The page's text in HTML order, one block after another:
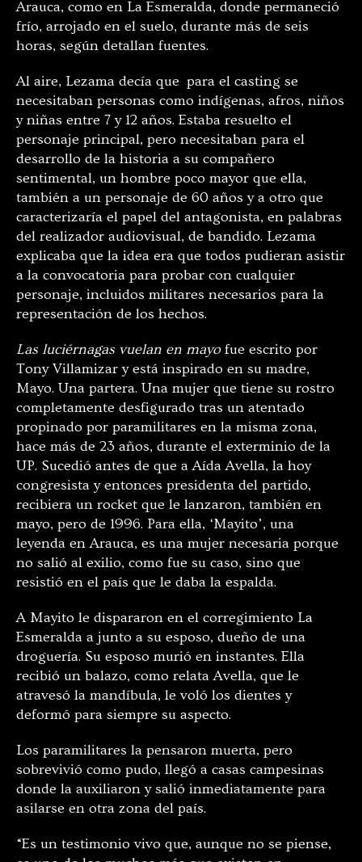
Arauca, como en La Esmeralda, donde permaneció
frío, arrojado en el suelo, durante más de seis
horas, según detallan fuentes.
Al aire, Lezama decía que para el casting se
necesitaban personas como indígenas, afros, niños
y niñas entre 7 y 12 años. Estaba resuelto el
personaje principal, pero necesitaban para el
desarrollo de la historia a su compañero
sentimental, un hombre poco mayor que ella,
también a un personaje de 60 años y a otro que
caracterizaría el papel del antagonista, en palabras
del realizador audiovisual, de bandido. Lezama
explicaba que la idea era que todos pudieran asistir
a la convocatoria para probar con cualquier
personaje, incluidos militares necesarios para la
representación de los hechos.
Las luciérnagas vuelan en mayofue escrito por
Tony Villamizar y está inspirado en su madre,
Mayo. Una partera. Una mujer que tiene su rostro
completamente desfigurado tras un atentado
propinado por paramilitares en la misma zona,
hace más de 23 años, durante el exterminio de la
UP. Sucedió antes de que a Aída Avella, la hoy
congresista y entonces presidenta del partido,
recibiera un rocket que le lanzaron, también en
mayo, pero de 1996. Para ella, ‘Mayito’, una
leyenda en Arauca, es una mujer necesaria porque
no salió al exilio, como fue su caso, sino que
resistió en el país que le daba la espalda.
A Mayito le dispararon en el corregimiento La
Esmeralda a junto a su esposo, dueño de una
droguería. Su esposo murió en instantes. Ella
recibió un balazo, como relata Avella, que le
atravesó la mandíbula, le voló los dientes y
deformó para siempre su aspecto.
Los paramilitares la pensaron muerta, pero
sobrevivió como pudo, llegó a casas campesinas
donde la auxiliaron y salió inmediatamente para
asilarse en otra zona del país.
“Es un testimonio vivo que, aunque no se piense,